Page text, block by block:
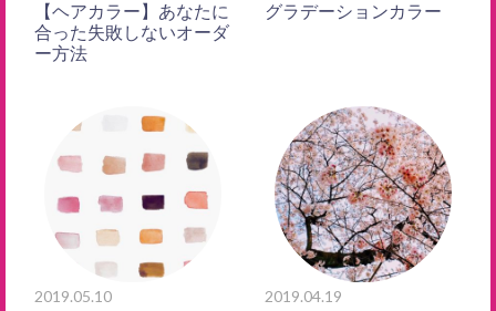
【ヘアカラー】あなたに
合った失敗しないオーダ
ー方法
グラデーションカラー
2019.05.10
2019.04.19